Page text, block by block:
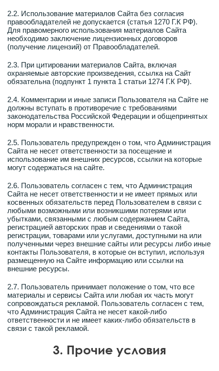
2.2. Использование материалов Сайта без согласия
правообладателей не допускается (статья 1270 Г.К РФ).
Для правомерного использования материалов Сайта
необходимо заключение лицензионных договоров
(получение лицензий) от Правообладателей.
2.3. При цитировании материалов Сайта, включая
охраняемые авторские произведения, ссылка на Сайт
обязательна (подпункт 1 пункта 1 статьи 1274 Г.К РФ).
2.4. Комментарии и иные записи Пользователя на Сайте не
должны вступать в противоречие с требованиями
законодательства Российской Федерации и общепринятых
норм морали и нравственности.
2.5. Пользователь предупрежден о том, что Администрация
Сайта не несет ответственности за посещение и
использование им внешних ресурсов, ссылки на которые
могут содержаться на сайте.
2.6. Пользователь согласен с тем, что Администрация
Сайта не несет ответственности и не имеет прямых или
косвенных обязательств перед Пользователем в связи с
любыми возможными или возникшими потерями или
убытками, связанными с любым содержанием Сайта,
регистрацией авторских прав и сведениями о такой
регистрации, товарами или услугами, доступными на или
полученными через внешние сайты или ресурсы либо иные
контакты Пользователя, в которые он вступил, используя
размещенную на Сайте информацию или ссылки на
внешние ресурсы.
2.7. Пользователь принимает положение о том, что все
материалы и сервисы Сайта или любая их часть могут
сопровождаться рекламой. Пользователь согласен с тем,
что Администрация Сайта не несет какой-либо
ответственности и не имеет каких-либо обязательств в
связи с такой рекламой.
3. Прочие условия